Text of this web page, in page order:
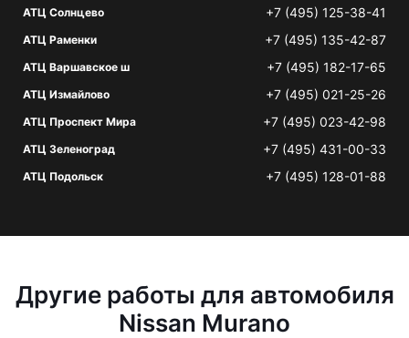
АТЦ Солнцево +7 (495) 125-38-41
АТЦ Раменки +7 (495) 135-42-87
АТЦ Варшавское ш +7 (495) 182-17-65
АТЦ Измайлово +7 (495) 021-25-26
АТЦ Проспект Мира +7 (495) 023-42-98
АТЦ Зеленоград +7 (495) 431-00-33
АТЦ Подольск +7 (495) 128-01-88
Другие работы для автомобиля
Nissan Murano